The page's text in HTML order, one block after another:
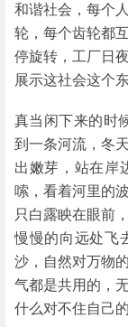
和谐社会，每个
轮，每个齿轮都
停旋转，工厂日
展示这社会这个
真当闲下来的时
到一条河流，冬
出嫩芽，站在岸
嗦，看着河里的
只白露眏在眼前
慢慢的向远处飞
沙，自然对万物
气都是共用的，
什么对不住自己